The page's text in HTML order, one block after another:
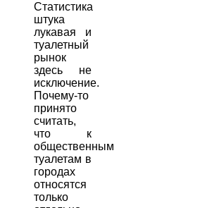
Статистика
штука
лукавая и
туалетный
рынок
здесь не
исключение.
Почему-то
принято
считать,
что к
общественным
туалетам в
городах
относятся
только